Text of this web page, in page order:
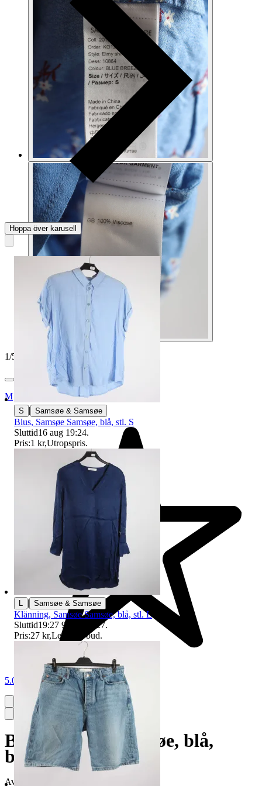
1/5
Myrorna
5.0
Blus, Samsøe Samsøe, blå,
blommig, stl. S
Avslutad
Hoppa över karusell
S | Samsøe & Samsøe
Blus, Samsøe Samsøe, blå, stl. S
Sluttid16 aug 19:24.
Pris:1 kr,Utropspris.
| Samsøe & Samsøe
Klänning, Samsøe Samsøe, blå, stl. L
Sluttid19:27 9 aug 19:27.
Pris:27 kr,Ledande bud.